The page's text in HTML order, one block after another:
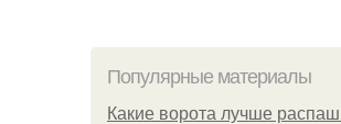
Популярные материалы
Какие ворота лучше